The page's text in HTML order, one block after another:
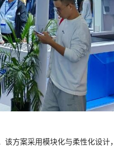
方案采用模块化与柔性化设计